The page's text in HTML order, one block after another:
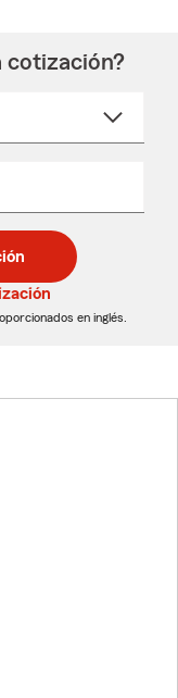
cotización?
en inglés.